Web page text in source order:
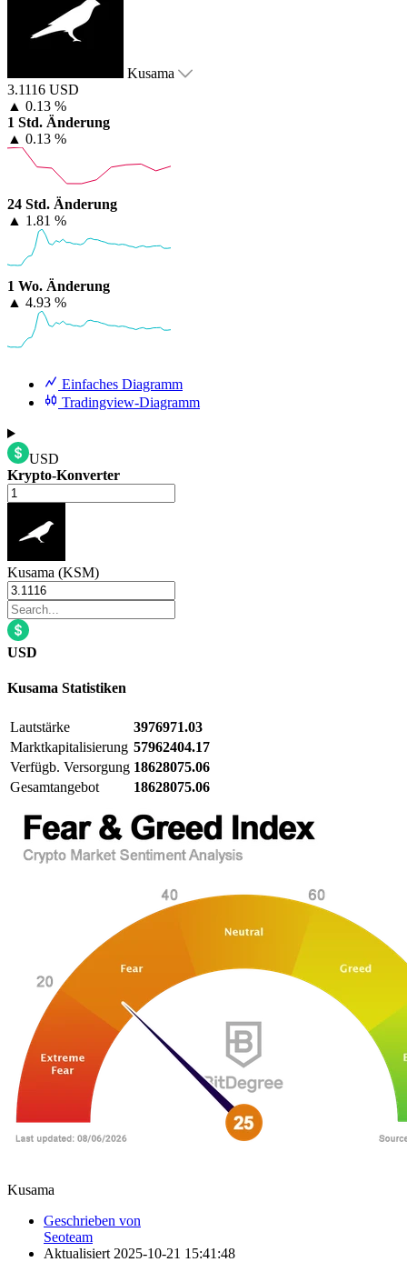
Kusama
3.1116 USD
▲ 0.13 %
1 Std. Änderung
▲ 0.13 %
24 Std. Änderung
▲ 1.81 %
1 Wo. Änderung
▲ 4.93 %
Einfaches Diagramm
Tradingview-Diagramm
USD
Krypto-Konverter
Kusama (KSM)
USD
Kusama Statistiken
Lautstärke
3976971.03
Marktkapitalisierung 57962404.17
Verfügb. Versorgung 18628075.06
Gesamtangebot
18628075.06
Kusama
Geschrieben von
Seoteam
Aktualisiert 2025-10-21 15:41:48